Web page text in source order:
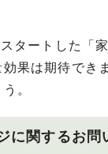
タートした「
果は期待でき
。
に関するお問